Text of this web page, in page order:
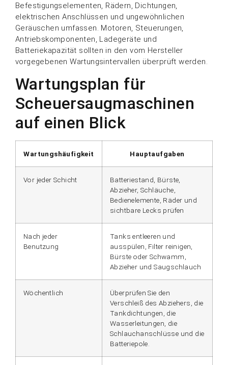
Befestigungselementen, Rädern, Dichtungen,
elektrischen Anschlüssen und ungewöhnlichen
Geräuschen umfassen. Motoren, Steuerungen,
Antriebskomponenten, Ladegeräte und
Batteriekapazität sollten in den vom Hersteller
vorgegebenen Wartungsintervallen überprüft werden.
Wartungsplan für
Scheuersaugmaschinen
auf einen Blick
Wartungshäufigkeit Hauptaufgaben
Vor jeder Schicht
Batteriestand, Bürste,
Abzieher, Schläuche,
Bedienelemente, Räder und
sichtbare Lecks prüfen
Nach jeder
Benutzung
Tanks entleeren und
ausspülen, Filter reinigen,
Bürste oder Schwamm,
Abzieher und Saugschlauch
Wöchentlich
Überprüfen Sie den
Verschleiß des Abziehers, die
Tankdichtungen, die
Wasserleitungen, die
Schlauchanschlüsse und die
Batteriepole.